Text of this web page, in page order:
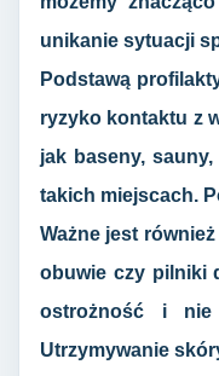
unikanie sytuacji
Podstawą
ryzyko kontaktu z
jak baseny,
takich miejscach.
Ważne jest
obuwie czy pilniki
ostrożność i nie
Utrzymywanie